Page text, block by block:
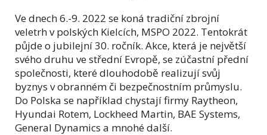
Ve dnech 6.-9. 2022 se koná tradiční zbrojní
veletrh v polských Kielcích, MSPO 2022. Tentokrát
půjde o jubilejní 30. ročník. Akce, která je největší
svého druhu ve střední Evropě, se zúčastní přední
společnosti, které dlouhodobě realizují svůj
byznys v obranném či bezpečnostním průmyslu.
Do Polska se například chystají firmy Raytheon,
Hyundai Rotem, Lockheed Martin, BAE Systems,
General Dynamics a mnohé další.